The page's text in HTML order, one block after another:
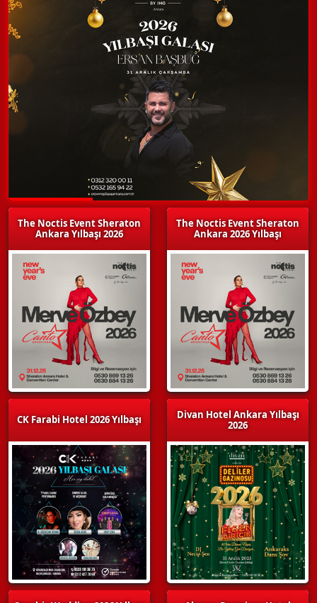
The Noctis Event Sheraton
Ankara Yılbaşı 2026
CK Farabi Hotel 2026 Yılbaşı
The Noctis Event Sheraton
Ankara 2026 Yılbaşı
Divan Hotel Ankara Yılbaşı
2026